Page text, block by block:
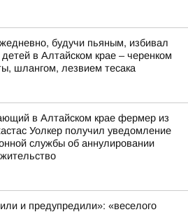
будучи пьяным, избивал
в Алтайском крае – черенком
шлангом, лезвием тесака
в Алтайском крае фермер из
Уолкер получил уведомление
службы об аннулировании
и предупредили»: «веселого